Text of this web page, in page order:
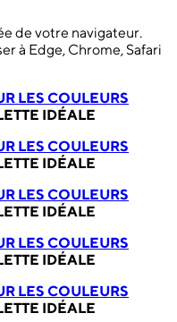
de votre navigateur.
à Edge, Chrome, Safari
LES COULEURS
IDÉALE
LES COULEURS
IDÉALE
LES COULEURS
IDÉALE
LES COULEURS
IDÉALE
LES COULEURS
IDÉALE